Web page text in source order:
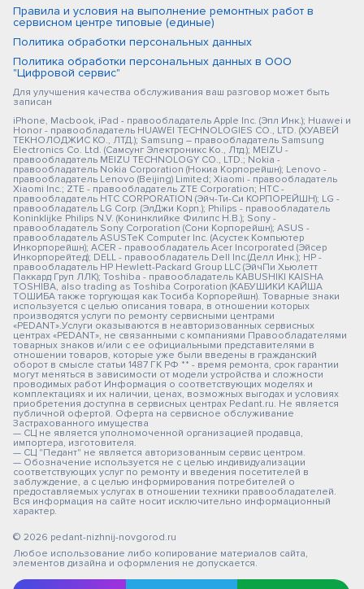
Правила и условия на выполнение ремонтных работ в
сервисном центре типовые (единые)
Политика обработки персональных данных
Политика обработки персональных данных в ООО
"Цифровой сервис"
Для улучшения качества обслуживания ваш разговор может быть
записан
iPhone, Macbook, iPad - правообладатель Apple Inc. (Эпл Инк.); Huawei и
Honor - правообладатель HUAWEI TECHNOLOGIES CO., LTD. (ХУАВЕЙ
ТЕКНОЛОДЖИС КО., ЛТД.); Samsung – правообладатель Samsung
Electronics Co. Ltd. (Самсунг Электроникс Ко., Лтд.); MEIZU -
правообладатель MEIZU TECHNOLOGY CO., LTD.; Nokia -
правообладатель Nokia Corporation (Нокиа Корпорейшн); Lenovo -
правообладатель Lenovo (Beijing) Limited; Xiaomi - правообладатель
Xiaomi Inc.; ZTE - правообладатель ZTE Corporation; HTC -
правообладатель HTC CORPORATION (Эйч-Ти-Си КОРПОРЕЙШН); LG -
правообладатель LG Corp. (ЭлДжи Корп.); Philips - правообладатель
Koninklijke Philips N.V. (Конинклийке Филипс Н.В.); Sony -
правообладатель Sony Corporation (Сони Корпорейшн); ASUS -
правообладатель ASUSTeK Computer Inc. (Асустек Компьютер
Инкорпорейшн); ACER - правообладатель Acer Incorporated (Эйсер
Инкорпорейтед); DELL - правообладатель Dell Inc.(Делл Инк.); HP -
правообладатель HP Hewlett-Packard Group LLC (ЭйчПи Хьюлетт
Паккард Груп ЛЛК); Toshiba - правообладатель KABUSHIKI KAISHA
TOSHIBA, also trading as Toshiba Corporation (КАБУШИКИ КАЙША
ТОШИБА также торгующая как Тосиба Корпорейшн). Товарные знаки
используется с целью описания товара, в отношении которых
производятся услуги по ремонту сервисными центрами
«PEDANT».Услуги оказываются в неавторизованных сервисных
центрах «PEDANT», не связанными с компаниями Правообладателями
товарных знаков и/или с ее официальными представителями в
отношении товаров, которые уже были введены в гражданский
оборот в смысле статьи 1487 ГК РФ ** - время ремонта, срок гарантии
могут меняться в зависимости от модели устройства и сложности
проводимых работ Информация о соответствующих моделях и
комплектациях и их наличии, ценах, возможных выгодах и условиях
приобретения доступна в сервисных центрах Pedant.ru. Не является
публичной офертой. Оферта на сервисное обслуживание
Застрахованного имущества
— СЦ не является уполномоченной организацией продавца,
импортера, изготовителя.
— СЦ "Педант" не является авторизованным сервис центром.
— Обозначение используется не с целью индивидуализации
соответствующих услуг по ремонту и введения посетителей в
заблуждение, а с целью информирования потребителей о
предоставляемых услугах в отношении техники правообладателей.
Вся информация на сайте носит исключительно информационный
характер.
© 2026 pedant-nizhnij-novgorod.ru
Любое использование либо копирование материалов сайта,
элементов дизайна и оформления не допускается.